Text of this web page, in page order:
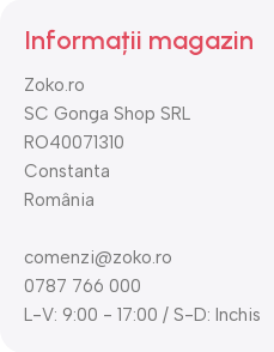
Informații magazin
Zoko.ro
SC Gonga Shop SRL
RO40071310
Constanta
România
comenzi@zoko.ro
0787 766 000
L-V: 9:00 - 17:00 / S-D: Inchis